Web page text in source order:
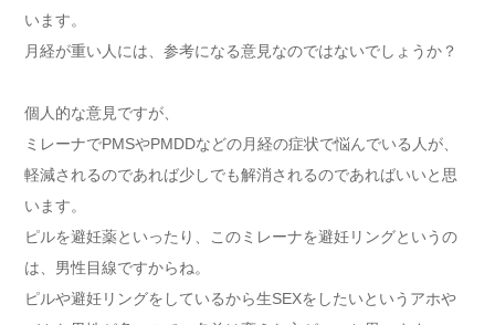
います。
月経が重い人には、参考になる意見なのではないでしょうか？
個人的な意見ですが、
ミレーナでPMSやPMDDなどの月経の症状で悩んでいる人が、
軽減されるのであれば少しでも解消されるのであればいいと思
います。
ピルを避妊薬といったり、このミレーナを避妊リングというの
は、男性目線ですからね。
ピルや避妊リングをしているから生SEXをしたいというアホや